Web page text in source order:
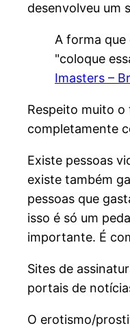
desenvolveu um
A forma que
"coloque
Imasters –
Respeito muito o
completamente
Existe pessoas
existe também
pessoas que
isso é só um
importante. É
Sites de
portais de
O erotismo/